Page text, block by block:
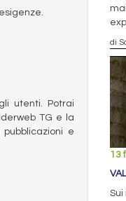
utenti. Potrai
TG e la
e
di
13